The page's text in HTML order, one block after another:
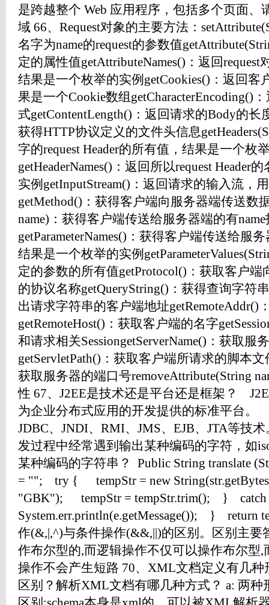
是跨越整个 Web 应用程序，包括多个页面
域 66、Request对象的主要方法：
名字为name的request的参数值
定的属性值getAttributeNames()：返回
结果是一个枚举的实例getCookies()：返回客
果是一个Cookie数组getCharacterEncoding()
式getContentLength()：返回请求的Body的长
获得HTTP协议定义的文件头信息
字的request Header的所有值，结果是一个枚
getHeaderNames()：返回所以request Header
实例getInputStream()：返回请求的输入流，
getMethod()：获得客户端向服务器端传送数
name)：获得客户端传送给服务器端的有
getParameterNames()：获得客户端传送给服
结果是一个枚举的实例
定的参数的所有值getProtocol()：获取客户
的协议名称getQueryString()：获得查询字符
出请求字符串的客户端地址getRemoteAddr()
getRemoteHost()：获取客户端的名字
和请求相关SessiongetServerName()：获取服
getServletPath()：获取客户端所请求的脚本
获取服务器的端口号removeAttribute(String
性 67、J2EE是技术还是平台还是框架？
为企业分布式应用的开发提供的标准平台。
JDBC、JNDI、RMI、JMS、EJB、JTA等技
发过程中经常遇到输出某种编码的字符，如
某种编码的字符串？ Public String translate
= ""; try { tempStr = new
"GBK"); tempStr = tempStr.trim(); }
System.err.println(e.getMessage()); } return
作(&,|,^)与条件操作(&&,||)的区别。区别主要
作布尔型的,而逻辑操作不仅可以操作布尔型
操作不会产生短路 70、XML文档定义有几
区别？解析XML文档有哪几种方式？ a: 两种